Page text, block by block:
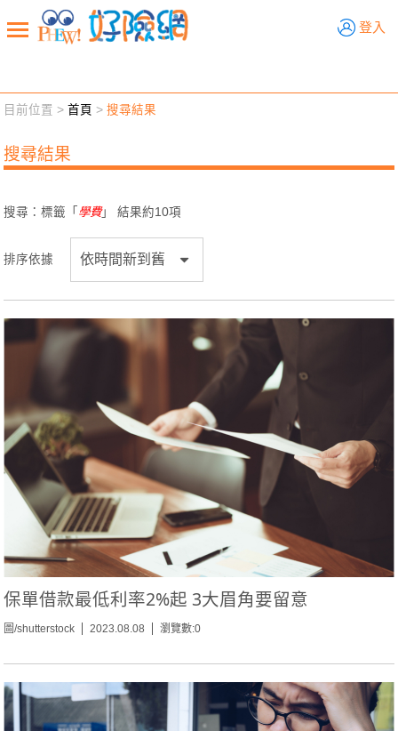
登入
新聞觀點 業務交流
退休先準備 好險學堂 輔銷工具 活動專區
目前位置 >首頁 >搜尋結果
搜尋結果
搜尋：標籤「 學費」 結果約10項
排序依據
保單借款最低利率2%起 3大眉角要留意
圖/shutterstock 2023.08.08 瀏覽數:0